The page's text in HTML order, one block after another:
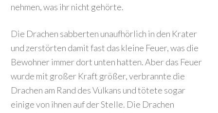
nehmen, was ihr nicht gehörte.
Die Drachen sabberten unaufhörlich in den Krater
und zerstörten damit fast das kleine Feuer, was die
Bewohner immer dort unten hatten. Aber das Feuer
wurde mit großer Kraft größer, verbrannte die
Drachen am Rand des Vulkans und tötete sogar
einige von ihnen auf der Stelle. Die Drachen